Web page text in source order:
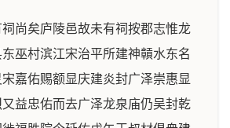
尚矣庐陵邑故未有祠按郡志惟龙
巫村滨江宋治平所建神贑水东名
嘉佑赐额显庆建炎封广泽崇惠显
益忠佑而去广泽龙泉庙仍吴封乾